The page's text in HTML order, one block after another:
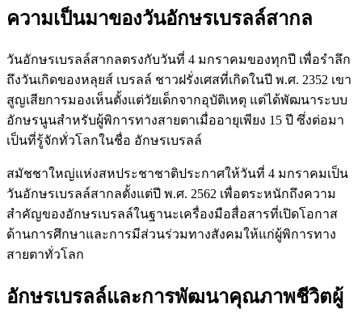
ความเป็นมาของวันอักษรเบรลล์สากล
วันอักษรเบรลล์สากลตรงกับวันที่ 4 มกราคมของทุกปี เพื่อรำลึก
ถึงวันเกิดของหลุยส์ เบรลล์ ชาวฝรั่งเศสที่เกิดในปี พ.ศ. 2352 เขา
สูญเสียการมองเห็นตั้งแต่วัยเด็กจากอุบัติเหตุ แต่ได้พัฒนาระบบ
อักษรนูนสำหรับผู้พิการทางสายตาเมื่ออายุเพียง 15 ปี ซึ่งต่อมา
เป็นที่รู้จักทั่วโลกในชื่อ อักษรเบรลล์
สมัชชาใหญ่แห่งสหประชาชาติประกาศให้วันที่ 4 มกราคมเป็น
วันอักษรเบรลล์สากลตั้งแต่ปี พ.ศ. 2562 เพื่อตระหนักถึงความ
สำคัญของอักษรเบรลล์ในฐานะเครื่องมือสื่อสารที่เปิดโอกาส
ด้านการศึกษาและการมีส่วนร่วมทางสังคมให้แก่ผู้พิการทาง
สายตาทั่วโลก
อักษรเบรลล์และการพัฒนาคุณภาพชีวิตผู้